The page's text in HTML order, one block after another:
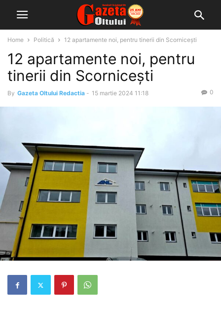
Home Politică 12 apartamente noi, pentru tinerii din Scornicești
12 apartamente noi, pentru
tinerii din Scornicești
By Gazeta Oltului Redactia - 15 martie 2024 11:18 0